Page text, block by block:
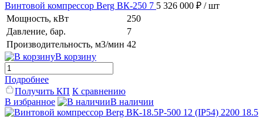
Винтовой компрессор Berg ВК-250 7 5 326 000 ₽ / шт
Мощность, кВт
250
Давление, бар.
7
Производительность, м3/мин 42
В корзину
Подробнее
Получить КП К сравнению
В избранное
В наличии